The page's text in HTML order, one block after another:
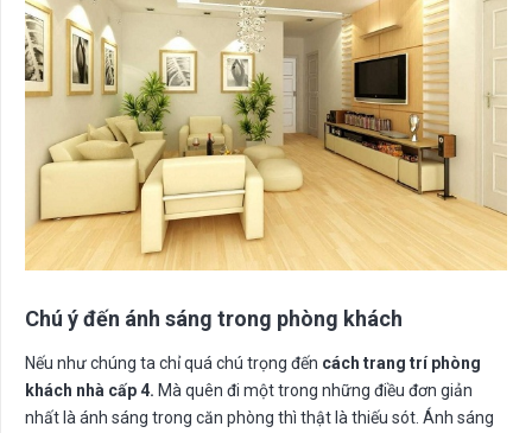
Chú ý đến ánh sáng trong phòng khách
Nếu như chúng ta chỉ quá chú trọng đến cách trang trí phòng
khách nhà cấp 4. Mà quên đi một trong những điều đơn giản
nhất là ánh sáng trong căn phòng thì thật là thiếu sót. Ánh sáng